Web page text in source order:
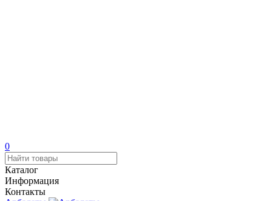
0
Каталог
Информация
Контакты